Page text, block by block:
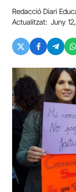
Redacció Diari
Actualitzat: Juny